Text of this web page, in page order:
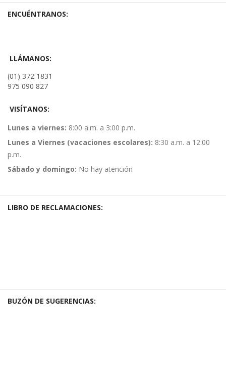
ENCUÉNTRANOS:
LLÁMANOS:
(01) 372 1831
975 090 827
VISÍTANOS:
Lunes a viernes: 8:00 a.m. a 3:00 p.m.
Lunes a Viernes (vacaciones escolares): 8:30 a.m. a 12:00
p.m.
Sábado y domingo: No hay atención
LIBRO DE RECLAMACIONES:
BUZÓN DE SUGERENCIAS: